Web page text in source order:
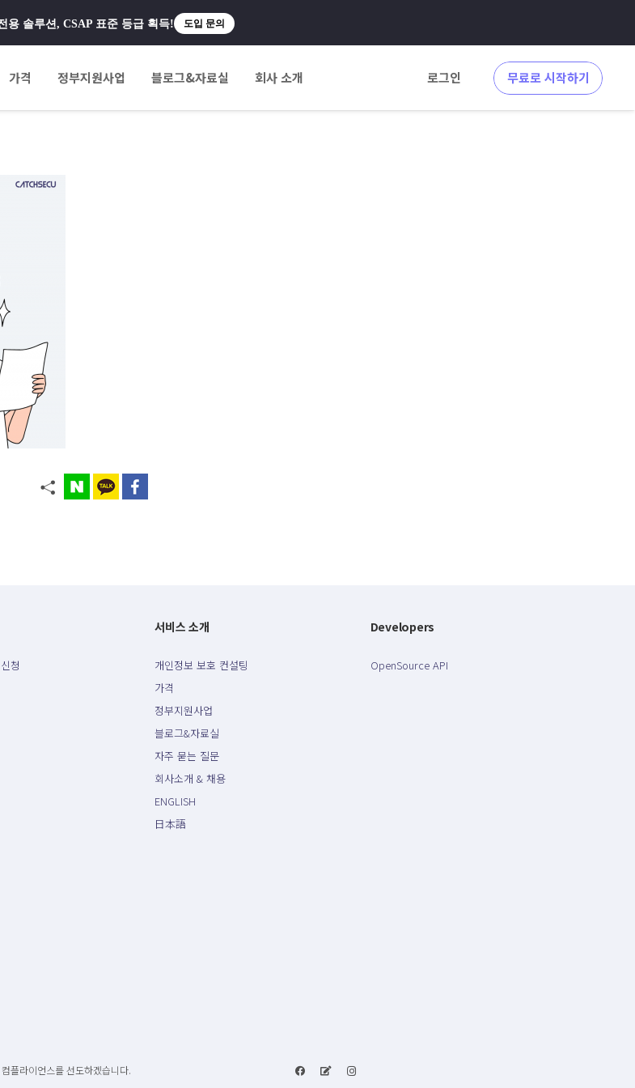
용 솔루션, CSAP 표준 등급 획득! 도입 문의
가격 정부지원사업 블로그&자료실 회사 소개 로그인 무료로 시작하기
청
서비스 소개
개인정보 보호 컨설팅
가격
정부지원사업
블로그&자료실
자주 묻는 질문
회사소개 & 채용
ENGLISH
日本語
Developers
OpenSource API
플라이언스를 선도하겠습니다.